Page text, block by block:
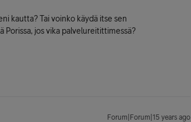
kautta? Tai voinko käydä itse sen
Porissa, jos vika palvelureitittimessä?
Forum|Forum|15 years ago